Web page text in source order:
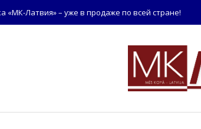
Латвия» – уже в продаже по всей стране!